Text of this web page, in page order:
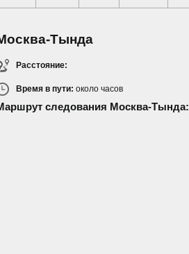
Тында
Расстояние:
Время в пути: около часов
следования Москва-Тында: